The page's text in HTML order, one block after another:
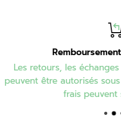
Les retours, les
peuvent être autorisés
frais peuvent